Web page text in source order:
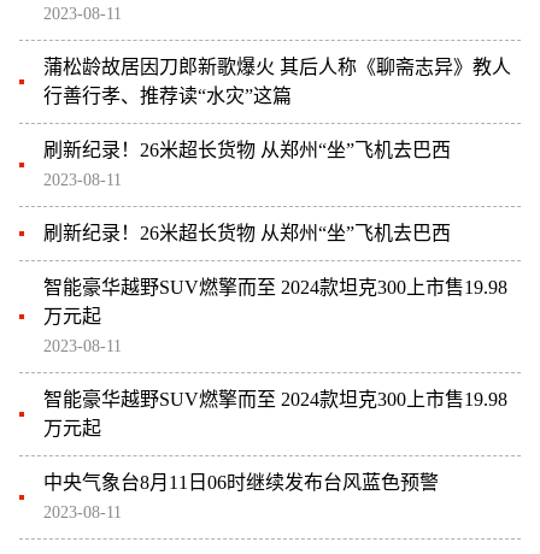
2023-08-11
蒲松龄故居因刀郎新歌爆火 其后人称《聊斋志异》教人
行善行孝、推荐读“水灾”这篇
刷新纪录！26米超长货物 从郑州“坐”飞机去巴西
2023-08-11
刷新纪录！26米超长货物 从郑州“坐”飞机去巴西
智能豪华越野SUV燃擎而至 2024款坦克300上市售19.98
万元起
2023-08-11
智能豪华越野SUV燃擎而至 2024款坦克300上市售19.98
万元起
中央气象台8月11日06时继续发布台风蓝色预警
2023-08-11